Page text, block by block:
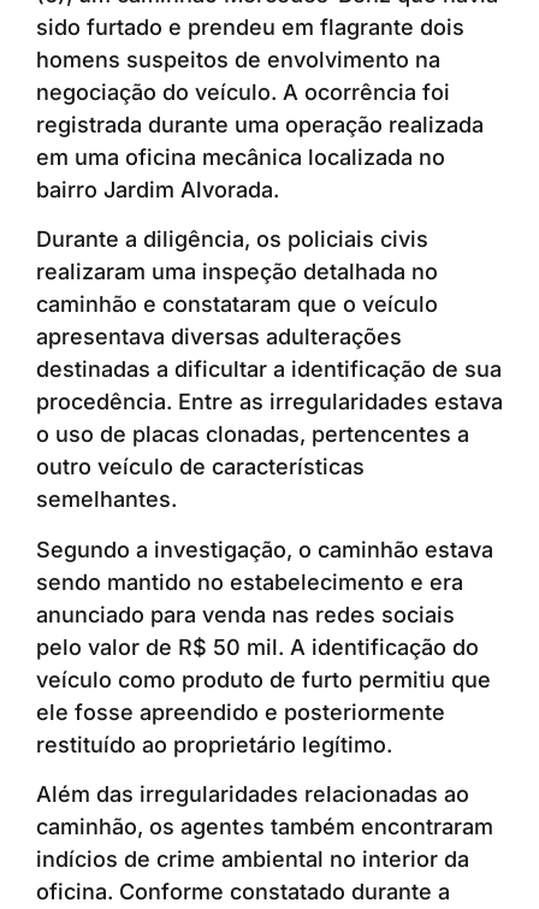
sido furtado e prendeu em flagrante dois
homens suspeitos de envolvimento na
negociação do veículo. A ocorrência foi
registrada durante uma operação realizada
em uma oficina mecânica localizada no
bairro Jardim Alvorada.
Durante a diligência, os policiais civis
realizaram uma inspeção detalhada no
caminhão e constataram que o veículo
apresentava diversas adulterações
destinadas a dificultar a identificação de sua
procedência. Entre as irregularidades estava
o uso de placas clonadas, pertencentes a
outro veículo de características
semelhantes.
Segundo a investigação, o caminhão estava
sendo mantido no estabelecimento e era
anunciado para venda nas redes sociais
pelo valor de R$ 50 mil. A identificação do
veículo como produto de furto permitiu que
ele fosse apreendido e posteriormente
restituído ao proprietário legítimo.
Além das irregularidades relacionadas ao
caminhão, os agentes também encontraram
indícios de crime ambiental no interior da
oficina. Conforme constatado durante a